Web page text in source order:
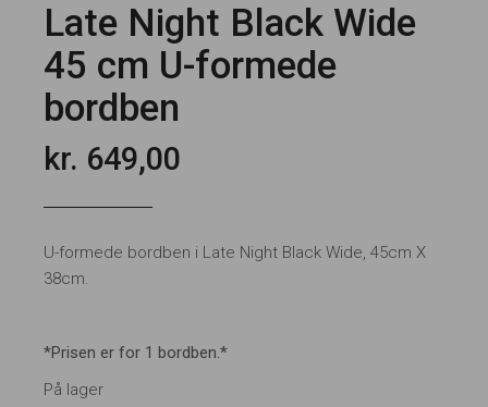
Late Night Black Wide
45 cm U-formede
bordben
kr. 649,00
U-formede bordben i Late Night Black Wide, 45cm X
38cm.
*Prisen er for 1 bordben.*
På lager